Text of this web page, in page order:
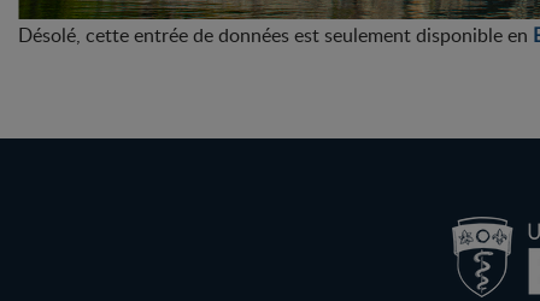
Désolé, cette entrée de données est seulement disponible en